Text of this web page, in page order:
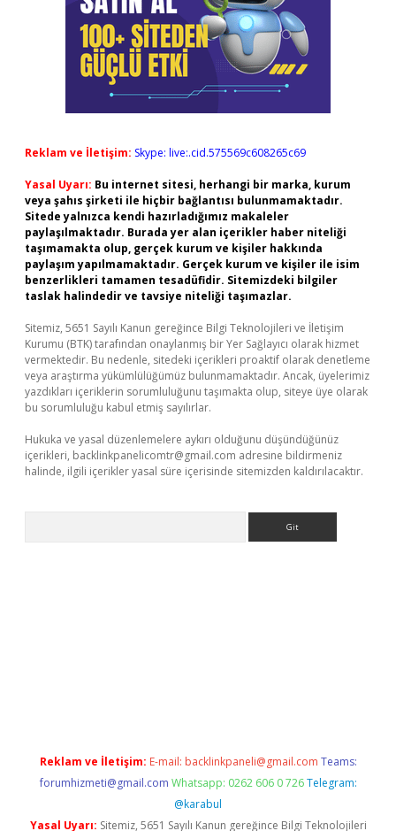
Reklam ve İletişim: Skype: live:.cid.575569c608265c69
Yasal Uyarı: Bu internet sitesi, herhangi bir marka, kurum
veya şahıs şirketi ile hiçbir bağlantısı bulunmamaktadır.
Sitede yalnızca kendi hazırladığımız makaleler
paylaşılmaktadır. Burada yer alan içerikler haber niteliği
taşımamakta olup, gerçek kurum ve kişiler hakkında
paylaşım yapılmamaktadır. Gerçek kurum ve kişiler ile isim
benzerlikleri tamamen tesadüfidir. Sitemizdeki bilgiler
taslak halindedir ve tavsiye niteliği taşımazlar.
Sitemiz, 5651 Sayılı Kanun gereğince Bilgi Teknolojileri ve İletişim
Kurumu (BTK) tarafından onaylanmış bir Yer Sağlayıcı olarak hizmet
vermektedir. Bu nedenle, sitedeki içerikleri proaktif olarak denetleme
veya araştırma yükümlülüğümüz bulunmamaktadır. Ancak, üyelerimiz
yazdıkları içeriklerin sorumluluğunu taşımakta olup, siteye üye olarak
bu sorumluluğu kabul etmiş sayılırlar.
Hukuka ve yasal düzenlemelere aykırı olduğunu düşündüğünüz
içerikleri, backlinkpanelicomtr@gmail.com adresine bildirmeniz
halinde, ilgili içerikler yasal süre içerisinde sitemizden kaldırılacaktır.
Reklam ve İletişim: E-mail: backlinkpaneli@gmail.com Teams:
forumhizmeti@gmail.com Whatsapp: 0262 606 0 726 Telegram:
@karabul
Yasal Uyarı: Sitemiz, 5651 Sayılı Kanun gereğince Bilgi Teknolojileri